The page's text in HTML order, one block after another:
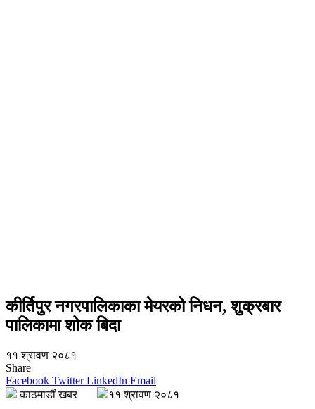
कीर्तिपुर नगरपालिकाका मेयरको निधन, शुक्रबार
पालिकामा शोक बिदा
११ श्रावण २०८१
Share
Facebook Twitter LinkedIn Email
काठमाडौं खबर
११ श्रावण २०८१